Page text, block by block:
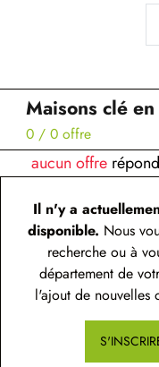
0 / 0 offre
aucun offre
Il n'y a
disponible. Nous
recherche ou à
département de
l'ajout de nouvelles